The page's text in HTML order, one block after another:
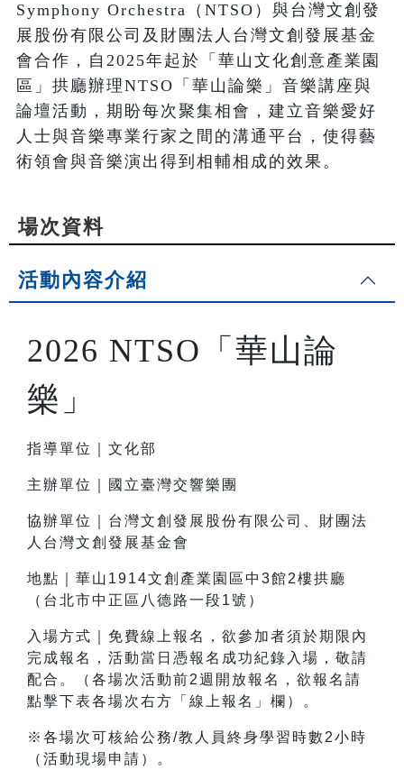
Symphony Orchestra（NTSO）與台灣文創發
展股份有限公司及財團法人台灣文創發展基金
會合作，自2025年起於「華山文化創意產業園
區」拱廳辦理NTSO「華山論樂」音樂講座與
論壇活動，期盼每次聚集相會，建立音樂愛好
人士與音樂專業行家之間的溝通平台，使得藝
術領會與音樂演出得到相輔相成的效果。
場次資料
活動內容介紹
2026 NTSO「華山論
樂」
指導單位｜文化部
主辦單位｜國立臺灣交響樂團
協辦單位｜台灣文創發展股份有限公司、財團法
人台灣文創發展基金會
地點｜華山1914文創產業園區中3館2樓拱廳
（台北市中正區八德路一段1號）
入場方式｜免費線上報名，欲參加者須於期限內
完成報名，活動當日憑報名成功紀錄入場，敬請
配合。（各場次活動前2週開放報名，欲報名請
點擊下表各場次右方「線上報名」欄）。
※各場次可核給公務/教人員終身學習時數2小時
（活動現場申請）。